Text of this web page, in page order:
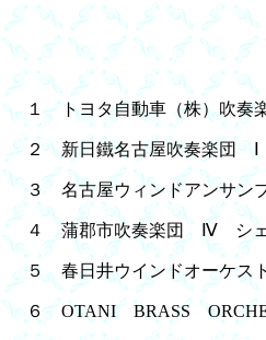
１ トヨタ自動車（株）吹奏
２ 新日鐵名古屋吹奏楽団 Ⅰ
３ 名古屋ウィンドアンサン
４ 蒲郡市吹奏楽団 Ⅳ シェ
５ 春日井ウインドオー
６ OTANI BRASS